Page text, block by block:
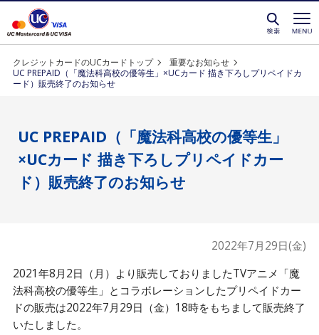
クレジットカードを選ぶなら永久不滅ポイントが
クレジットカードのUCカードトップ
重要なお知らせ
UC PREPAID（「魔法科高校の優等生」×UCカード 描き下ろしプリペイドカ
ード）販売終了のお知らせ
UC PREPAID（「魔法科高校の優等生」
×UCカード 描き下ろしプリペイドカー
ド）販売終了のお知らせ
2022年7月29日(金)
2021年8月2日（月）より販売しておりましたTVアニメ「魔
法科高校の優等生」とコラボレーションしたプリペイドカー
ドの販売は2022年7月29日（金）18時をもちまして販売終了
いたしました。